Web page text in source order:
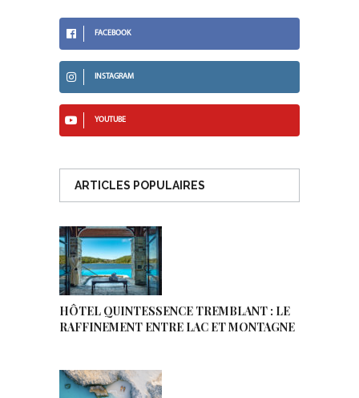
FACEBOOK
INSTAGRAM
YOUTUBE
ARTICLES POPULAIRES
HÔTEL QUINTESSENCE TREMBLANT : LE
RAFFINEMENT ENTRE LAC ET MONTAGNE